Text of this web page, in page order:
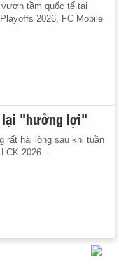
vươn tầm quốc tế tại
2026, FC Mobile
lại "hưởng lợi"
rất hài lòng sau khi tuần
2026 ...